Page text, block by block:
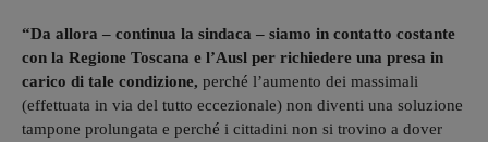
“Da allora – continua la sindaca – siamo in contatto costante
con la Regione Toscana e l’Ausl per richiedere una presa in
carico di tale condizione, perché l’aumento dei massimali
(effettuata in via del tutto eccezionale) non diventi una soluzione
tampone prolungata e perché i cittadini non si trovino a dover